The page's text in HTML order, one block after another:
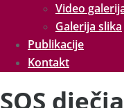
Video
Galerija slika
Publikacije
Kontakt
SOS